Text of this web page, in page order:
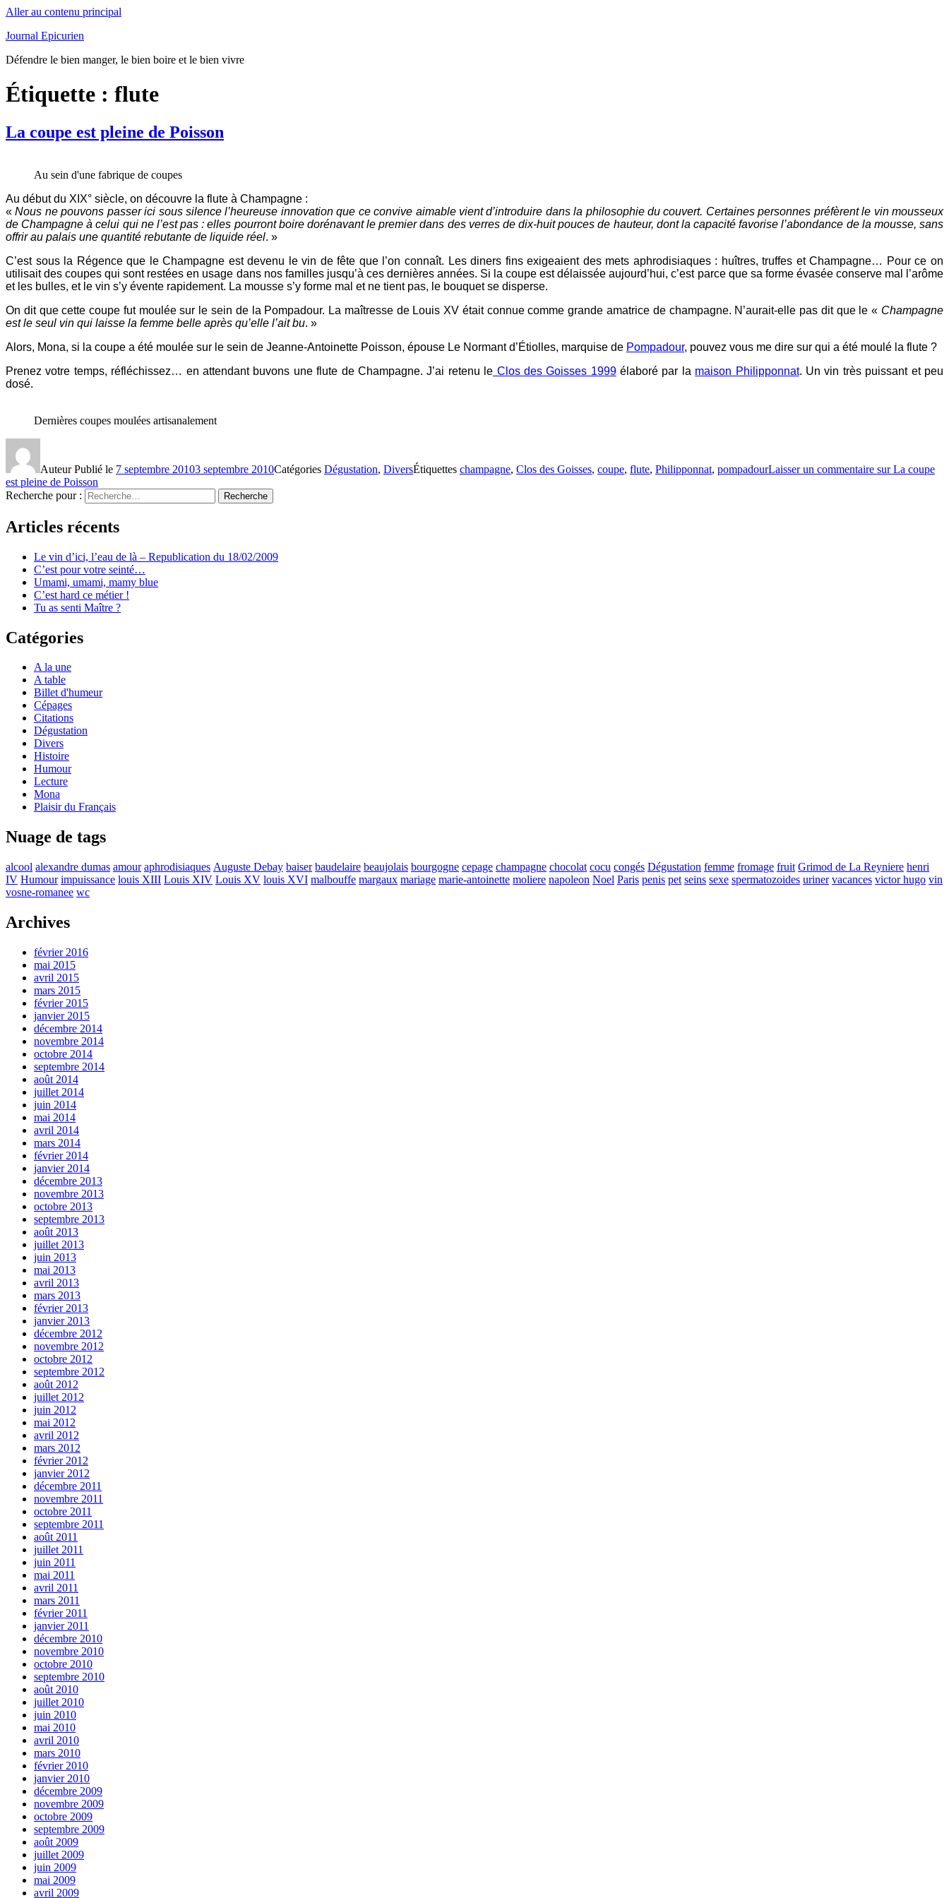
Aller au contenu principal
Journal Epicurien
Défendre le bien manger, le bien boire et le bien vivre
Étiquette : flute
La coupe est pleine de Poisson
Au sein d'une fabrique de coupes
Au début du XIX° siècle, on découvre la flute à Champagne :
«Nous ne pouvons passer ici sous silence l’heureuse innovation que ce convive aimable vient d’introduire dans la philosophie du couvert. Certaines personnes préfèrent le vin mousseux
de Champagne à celui qui ne l’est pas : elles pourront boire dorénavant le premier dans des verres de dix-huit pouces de hauteur, dont la capacité favorise l’abondance de la mousse, sans
offrir au palais une quantité rebutante de liquide réel. »
C’est sous la Régence que le Champagne est devenu le vin de fête que l’on connaît. Les diners fins exigeaient des mets aphrodisiaques : huîtres, truffes et Champagne… Pour ce on
utilisait des coupes qui sont restées en usage dans nos familles jusqu’à ces dernières années. Si la coupe est délaissée aujourd’hui, c’est parce que sa forme évasée conserve mal l’arôme
et les bulles, et le vin s’y évente rapidement. La mousse s’y forme mal et ne tient pas, le bouquet se disperse.
On dit que cette coupe fut moulée sur le sein de la Pompadour. La maîtresse de Louis XV était connue comme grande amatrice de champagne. N’aurait-elle pas dit que le « Champagne
est le seul vin qui laisse la femme belle après qu’elle l’ait bu. »
Alors, Mona, si la coupe a été moulée sur le sein de Jeanne-Antoinette Poisson, épouse Le Normant d’Étiolles, marquise de Pompadour, pouvez vous me dire sur qui a été moulé la flute ?
Prenez votre temps, réfléchissez… en attendant buvons une flute de Champagne. J’ai retenu le Clos des Goisses 1999élaboré par la maison Philipponnat. Un vin très puissant et peu
dosé.
Dernières coupes moulées artisanalement
AuteurPublié le 7 septembre 20103 septembre 2010Catégories Dégustation, DiversÉtiquettes champagne, Clos des Goisses, coupe, flute, Philipponnat, pompadourLaisser un commentaire sur La coupe
est pleine de Poisson
Recherche pour :
Recherche
Articles récents
Le vin d’ici, l’eau de là – Republication du 18/02/2009
C’est pour votre seinté…
Umami, umami, mamy blue
C’est hard ce métier !
Tu as senti Maître ?
Catégories
A la une
A table
Billet d'humeur
Cépages
Citations
Dégustation
Divers
Histoire
Humour
Lecture
Mona
Plaisir du Français
Nuage de tags
alcool alexandre dumas amour aphrodisiaques Auguste Debay baiser baudelaire beaujolais bourgogne cepage champagne chocolat cocu congés Dégustation femme fromage fruit Grimod de La Reyniere henri
IV Humour impuissance louis XIII Louis XIV Louis XV louis XVI malbouffe margaux mariage marie-antoinette moliere napoleon Noel Paris penis pet seins sexe spermatozoides uriner vacances victor hugo vin
vosne-romanee wc
Archives
février 2016
mai 2015
avril 2015
mars 2015
février 2015
janvier 2015
décembre 2014
novembre 2014
octobre 2014
septembre 2014
août 2014
juillet 2014
juin 2014
mai 2014
avril 2014
mars 2014
février 2014
janvier 2014
décembre 2013
novembre 2013
octobre 2013
septembre 2013
août 2013
juillet 2013
juin 2013
mai 2013
avril 2013
mars 2013
février 2013
janvier 2013
décembre 2012
novembre 2012
octobre 2012
septembre 2012
août 2012
juillet 2012
juin 2012
mai 2012
avril 2012
mars 2012
février 2012
janvier 2012
décembre 2011
novembre 2011
octobre 2011
septembre 2011
août 2011
juillet 2011
juin 2011
mai 2011
avril 2011
mars 2011
février 2011
janvier 2011
décembre 2010
novembre 2010
octobre 2010
septembre 2010
août 2010
juillet 2010
juin 2010
mai 2010
avril 2010
mars 2010
février 2010
janvier 2010
décembre 2009
novembre 2009
octobre 2009
septembre 2009
août 2009
juillet 2009
juin 2009
mai 2009
avril 2009